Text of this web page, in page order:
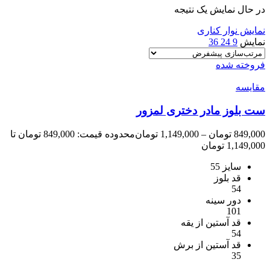
در حال نمایش یک نتیجه
نمایش نوار کناری
نمایش 9
24
36
فروخته شده
مقايسه
ست بلوز مادر دختری لمزور
849,000 تومان –
1,149,000 تومان
محدوده قیمت: 849,000 تومان تا
1,149,000 تومان
سایز 55
قد بلوز
54
دور سینه
101
قد آستین از یقه
54
قد آستین از برش
35